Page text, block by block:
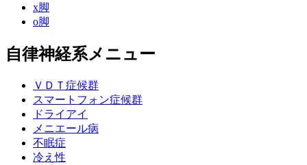
x脚
o脚
自律神経系メニュー
ＶＤＴ症候群
スマートフォン症候群
ドライアイ
メニエール病
不眠症
冷え性